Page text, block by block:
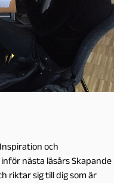
och
nästa läsårs Skapande
riktar sig till dig som är